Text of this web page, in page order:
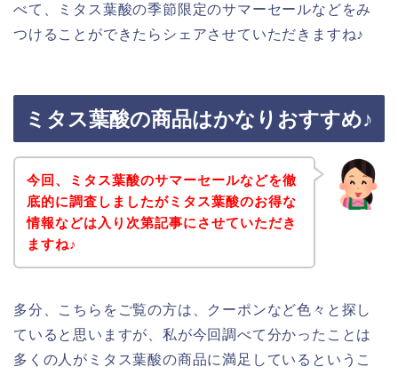
べて、ミタス葉酸の季節限定のサマーセールなどをみ
つけることができたらシェアさせていただきますね♪
ミタス葉酸の商品はかなりおすすめ♪
今回、ミタス葉酸のサマーセールなどを徹
底的に調査しましたがミタス葉酸のお得な
情報などは入り次第記事にさせていただき
ますね♪
多分、こちらをご覧の方は、クーポンなど色々と探し
ていると思いますが、私が今回調べて分かったことは
多くの人がミタス葉酸の商品に満足しているというこ